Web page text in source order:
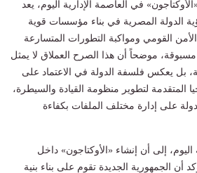
في العاصمة الإدارية اليوم، يعد
الدولة المصرية في بناء مؤسسات قوية
القومي ومواكبة التطورات المتسارعة
موضحاً أن هذا الصرح العملاق لا يمثل
بل يعكس فلسفة الدولة في الاعتماد على
المتقدمة لتطوير منظومة القيادة والسيطرة،
على إدارة مختلف الملفات بكفاءة
إلى أن إنشاء «الأوكتاجون» داخل
أن الجمهورية الجديدة تقوم على بناء بنية